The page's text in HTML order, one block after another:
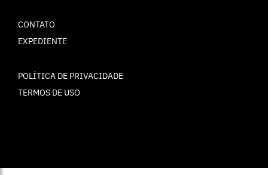
CONTATO
EXPEDIENTE
POLÍTICA DE PRIVACIDADE
TERMOS DE USO